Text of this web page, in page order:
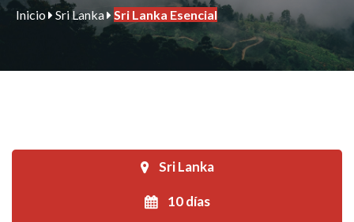
Inicio Sri Lanka Sri Lanka Esencial
Sri Lanka
10 días